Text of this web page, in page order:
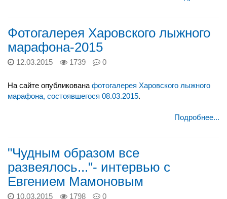
Фотогалерея Харовского лыжного
марафона-2015
12.03.2015 1739 0
На сайте опубликована фотогалерея Харовского лыжного
марафона, состоявшегося 08.03.2015.
Подробнее...
"Чудным образом все
развеялось..."- интервью с
Евгением Мамоновым
10.03.2015 1798 0